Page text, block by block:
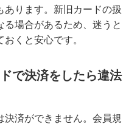
あります。新旧カードの扱
場合があるため、迷うと
くと安心です。
で決済をしたら違法
済ができません。会員規